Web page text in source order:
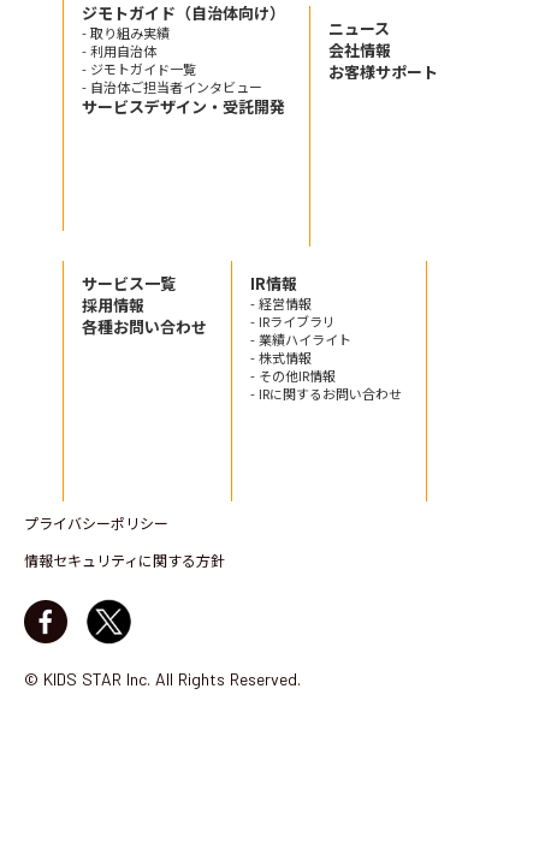
ジモトガイド（自治体向け）
- 取り組み実績
- 利用自治体
- ジモトガイド一覧
- 自治体ご担当者インタビュー
サービスデザイン・受託開発
ニュース
会社情報
お客様サポート
サービス一覧
採用情報
各種お問い合わせ
IR情報
- 経営情報
- IRライブラリ
- 業績ハイライト
- 株式情報
- その他IR情報
- IRに関するお問い合わせ
プライバシーポリシー
情報セキュリティに関する方針
© KIDS STAR Inc. All Rights Reserved.